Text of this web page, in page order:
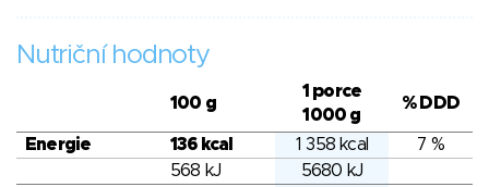
Nutriční hodnoty
100 g
1 porce
1000 g
% DDD
Energie 136 kcal 1 358 kcal
7 %
568 kJ
5680 kJ